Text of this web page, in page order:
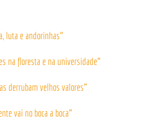
luta e andorinhas”
na floresta e na universidade”
derrubam velhos valores”
vai no boca a boca”